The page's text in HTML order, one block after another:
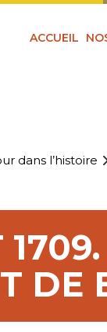
ACCUEIL
dans l’histoire
DE